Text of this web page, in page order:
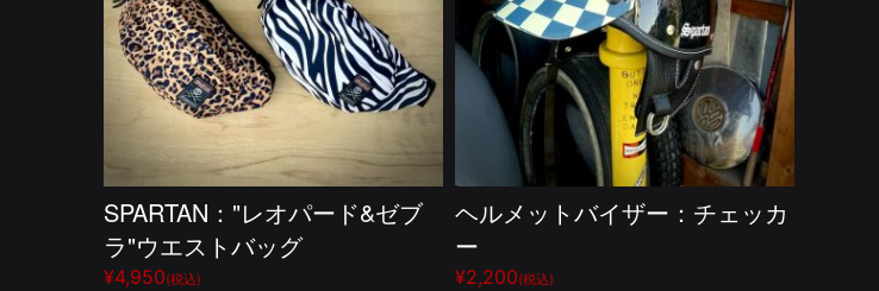
SPARTAN："レオパード&ゼブ
ラ"ウエストバッグ
¥4,950(税込)
ヘルメットバイザー：チェッカ
ー
¥2,200(税込)